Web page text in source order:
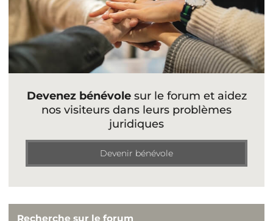
Devenez bénévolesur le forum et aidez
nos visiteurs dans leurs problèmes
juridiques
Devenir bénévole
Recherche sur le forum